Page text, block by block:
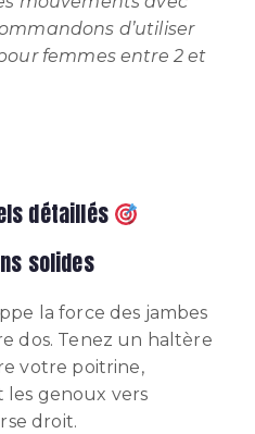
d’utiliser
femmes entre 2 et
détaillés
solides
la force des jambes
dos. Tenez un haltère
votre poitrine,
les genoux vers
droit.